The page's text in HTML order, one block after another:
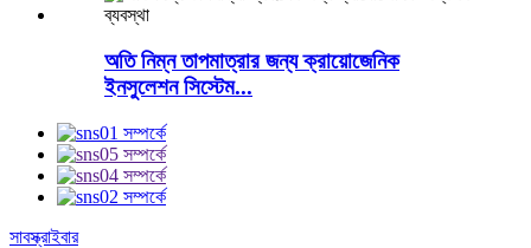
অতি নিম্ন তাপমাত্রার জন্য ক্রায়োজেনিক
ইনসুলেশন সিস্টেম...
সাবস্ক্রাইবার